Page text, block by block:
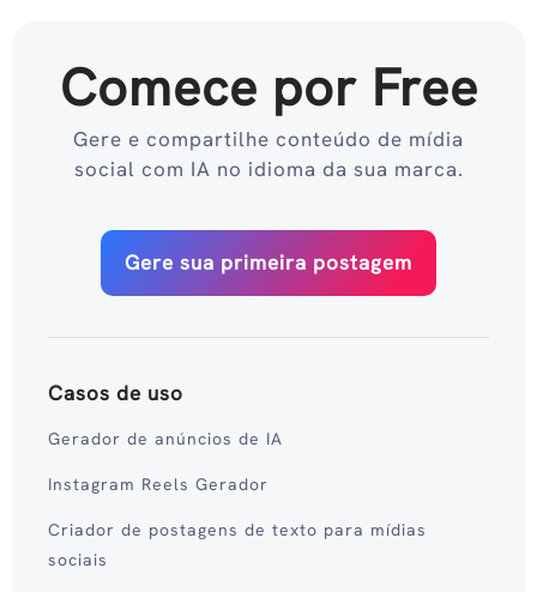
Comece por Free
Gere e compartilhe conteúdo de mídia
social com IA no idioma da sua marca.
Gere sua primeira postagem
Casos de uso
Gerador de anúncios de IA
Instagram Reels Gerador
Criador de postagens de texto para mídias
sociais